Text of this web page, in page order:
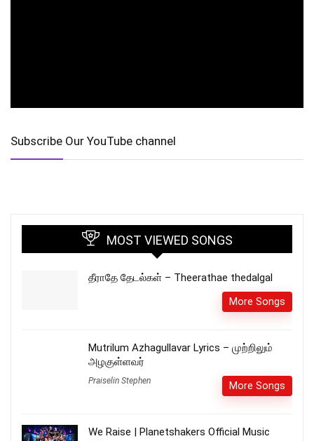
Subscribe Our YouTube channel
MOST VIEWED SONGS
தீராதே தேடல்கள் – Theerathae thedalgal
More Songs
Mutrilum Azhagullavar Lyrics – முற்றிலும்
அழகுள்ளவர்
Praiselin Stephen More Songs
We Raise | Planetshakers Official Music